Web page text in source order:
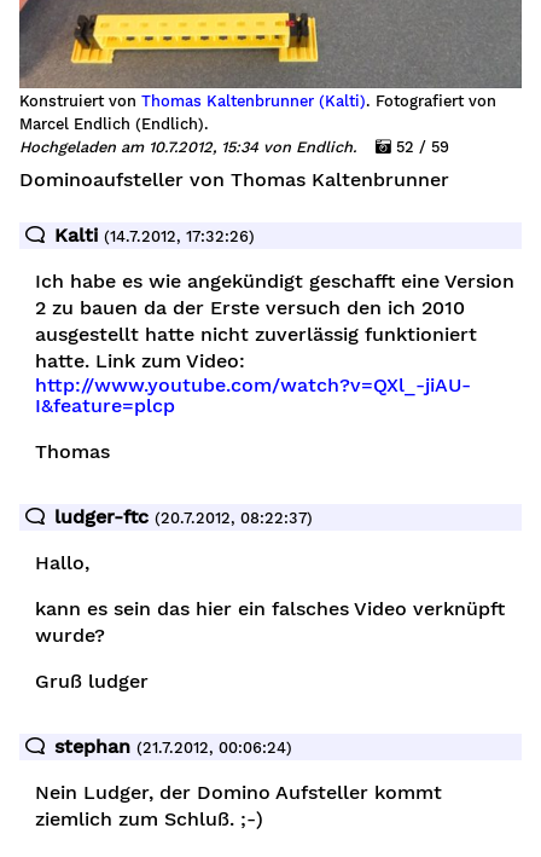
Konstruiert von Thomas Kaltenbrunner (Kalti). Fotografiert von
Marcel Endlich (Endlich).
Hochgeladen am 10.7.2012, 15:34 von Endlich.
52 / 59
Dominoaufsteller von Thomas Kaltenbrunner
Kalti (14.7.2012, 17:32:26)
Ich habe es wie angekündigt geschafft eine Version
2 zu bauen da der Erste versuch den ich 2010
ausgestellt hatte nicht zuverlässig funktioniert
hatte. Link zum Video:
http://www.youtube.com/watch?v=QXl_-jiAU-
I&feature=plcp
Thomas
ludger-ftc (20.7.2012, 08:22:37)
Hallo,
kann es sein das hier ein falsches Video verknüpft
wurde?
Gruß ludger
stephan (21.7.2012, 00:06:24)
Nein Ludger, der Domino Aufsteller kommt
ziemlich zum Schluß. ;-)